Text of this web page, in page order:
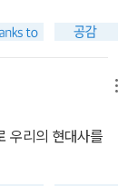
나 이력을 알아보는
실 국가야말로 과
. 예를 들면, 침략
베트남 전쟁을
리의 현대사를